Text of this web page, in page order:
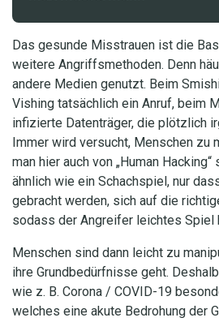
Das gesunde Misstrauen ist die
weitere Angriffsmethoden. Denn
andere Medien genutzt. Beim
Vishing tatsächlich ein Anruf, beim
infizierte Datenträger, die plötzlich
Immer wird versucht, Menschen zu
man hier auch von „Human
ähnlich wie ein Schachspiel, nur
gebracht werden, sich auf die
sodass der Angreifer leichtes Spiel
Menschen sind dann leicht zu
ihre Grundbedürfnisse geht.
wie z. B. Corona / COVID-19
welches eine akute Bedrohung der